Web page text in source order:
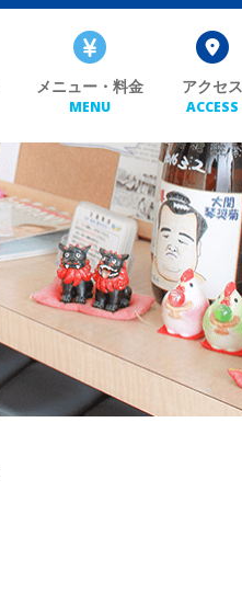
メニュー・料金
MENU
アクセス
ACCESS